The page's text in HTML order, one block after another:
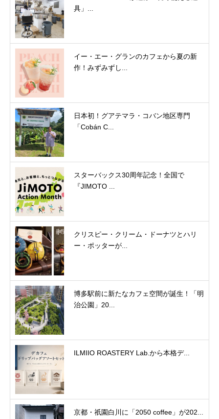
具」...
イー・エー・グランのカフェから夏の新
作！みずみずし...
日本初！グアテマラ・コバン地区専門
「Cobán C...
スターバックス30周年記念！全国で
『JIMOTO ...
クリスピー・クリーム・ドーナツとハリ
ー・ポッターが...
博多駅前に新たなカフェ空間が誕生！「明
治公園」20...
ILMIIO ROASTERY Lab.から本格デ...
京都・祇園白川に「2050 coffee」が202...